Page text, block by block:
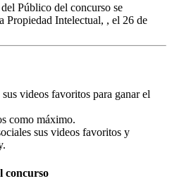
Público del concurso se
Propiedad Intelectual, , el 26 de
videos favoritos para ganar el
como máximo.
sus videos favoritos y
concurso